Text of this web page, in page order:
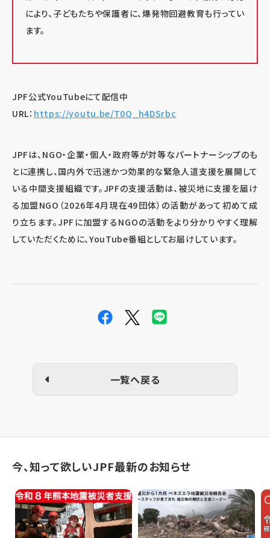
により、子どもたちや保護者に、爆発物回避教育も行ってい
ます。
JPF公式YouTubeにて配信中
URL： https://youtu.be/T0Q_h4DSrbc
JPFは、NGO・企業・個人・政府等が対等なパートナーシップのも
とに連携し、国内外で迅速かつ効果的な緊急人道支援を展開して
いる中間支援組織です。JPFの支援活動は、被災地に支援を届け
る加盟NGO（2026年4月現在49団体）の活動があって初めて成
り立ちます。JPFに加盟するNGOの活動をより分かりやすく理解
していただくために、YouTube番組としてお届けしています。
一覧へ戻る
今、知って欲しいJPF最新のお知らせ